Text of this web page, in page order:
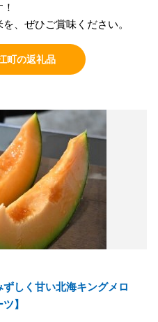
、ぜひご賞味ください。
町の返礼品
しく甘い北海キングメロ
】